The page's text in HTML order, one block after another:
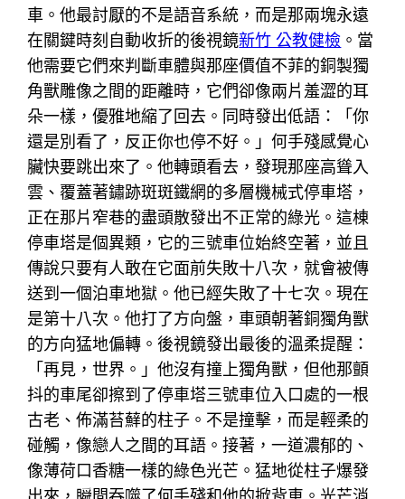
車。他最討厭的不是語音系統，而是那兩塊永遠
在關鍵時刻自動收折的後視鏡新竹 公教健檢 。當
他需要它們來判斷車體與那座價值不菲的銅製獨
角獸雕像之間的距離時，它們卻像兩片羞澀的耳
朵一樣，優雅地縮了回去。同時發出低語：「你
還是別看了，反正你也停不好。」何手殘感覺心
臟快要跳出來了。他轉頭看去，發現那座高聳入
雲、覆蓋著鏽跡斑斑鐵網的多層機械式停車塔，
正在那片窄巷的盡頭散發出不正常的綠光。這棟
停車塔是個異類，它的三號車位始終空著，並且
傳說只要有人敢在它面前失敗十八次，就會被傳
送到一個泊車地獄。他已經失敗了十七次。現在
是第十八次。他打了方向盤，車頭朝著銅獨角獸
的方向猛地偏轉。後視鏡發出最後的溫柔提醒：
「再見，世界。」他沒有撞上獨角獸，但他那顫
抖的車尾卻擦到了停車塔三號車位入口處的一根
古老、佈滿苔蘚的柱子。不是撞擊，而是輕柔的
碰觸，像戀人之間的耳語。接著，一道濃郁的、
像薄荷口香糖一樣的綠色光芒。猛地從柱子爆發